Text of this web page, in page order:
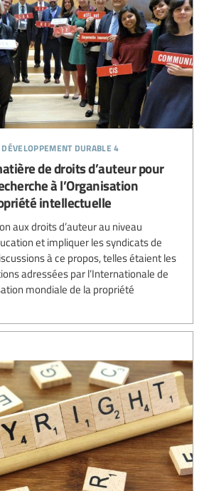
durable 4
de droits d’auteur pour
à l’Organisation
intellectuelle
aux droits d’auteur au niveau
et impliquer les syndicats de
à ce propos, telles étaient les
adressées par l’Internationale de
mondiale de la propriété